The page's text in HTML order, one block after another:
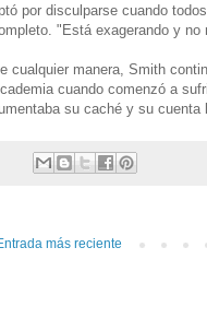
por disculparse cuando
"Está exagerando y
cualquier manera, Smith
cuando comenzó a
su caché y su cuenta
más reciente